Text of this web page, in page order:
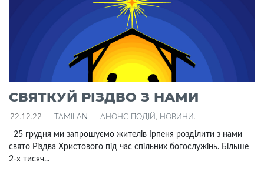
СВЯТКУЙ РІЗДВО З НАМИ
22.12.22 TAMILAN АНОНС ПОДІЙ , НОВИНИ .
25 грудня ми запрошуємо жителів Ірпеня розділити з нами
свято Різдва Христового під час спільних богослужінь. Більше
2-х тисяч...